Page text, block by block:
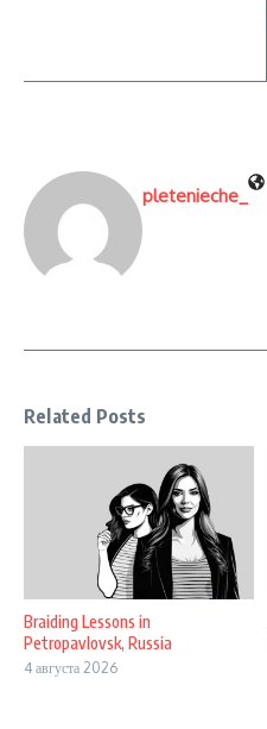
pletenieche_
Related Posts
Braiding Lessons in
Petropavlovsk, Russia
4 августа 2026